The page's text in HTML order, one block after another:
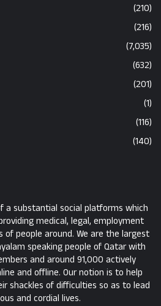
(210)
(216)
(7,035)
(632)
(201)
(1)
(116)
(140)
a substantial social platforms which
medical, legal, employment
of people around. We are the largest
speaking people of Qatar with
and around 91,000 actively
and offline. Our notion is to help
shackles of difficulties so as to lead
and cordial lives.